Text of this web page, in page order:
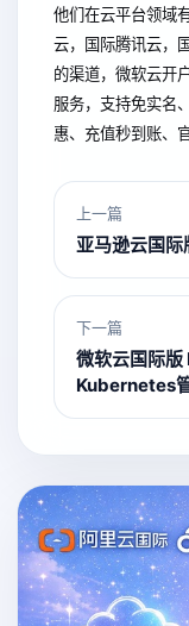
他们在云平台领域
云，国际腾讯云，
的渠道，微软云开
服务，支持免实名
惠、充值秒到账、
上一篇
亚马逊云国
下一篇
微软云国际
Kubernetes